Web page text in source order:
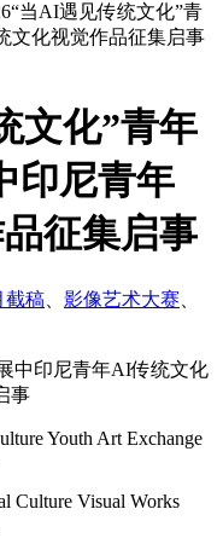
当AI遇见传统文化”青
化视觉作品征集启事
文化”青年
尼青年
征集启事
截稿 影像艺术大赛
中印尼青年AI传统文化
事
Youth Art Exchange
Culture Visual Works